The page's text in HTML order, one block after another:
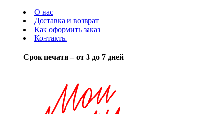
О нас
Доставка и возврат
Как оформить заказ
Контакты
Срок печати – от 3 до 7 дней